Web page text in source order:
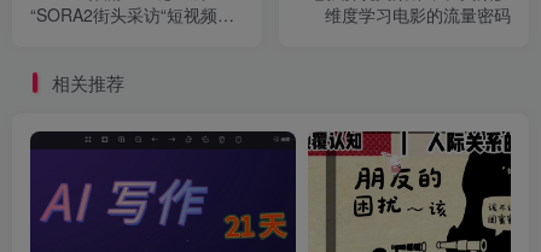
“SORA2街头采访“短视频，
维度学习电影的流量密码
相关推荐